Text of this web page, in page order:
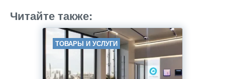
Читайте также:
ТОВАРЫ И УСЛУГИ